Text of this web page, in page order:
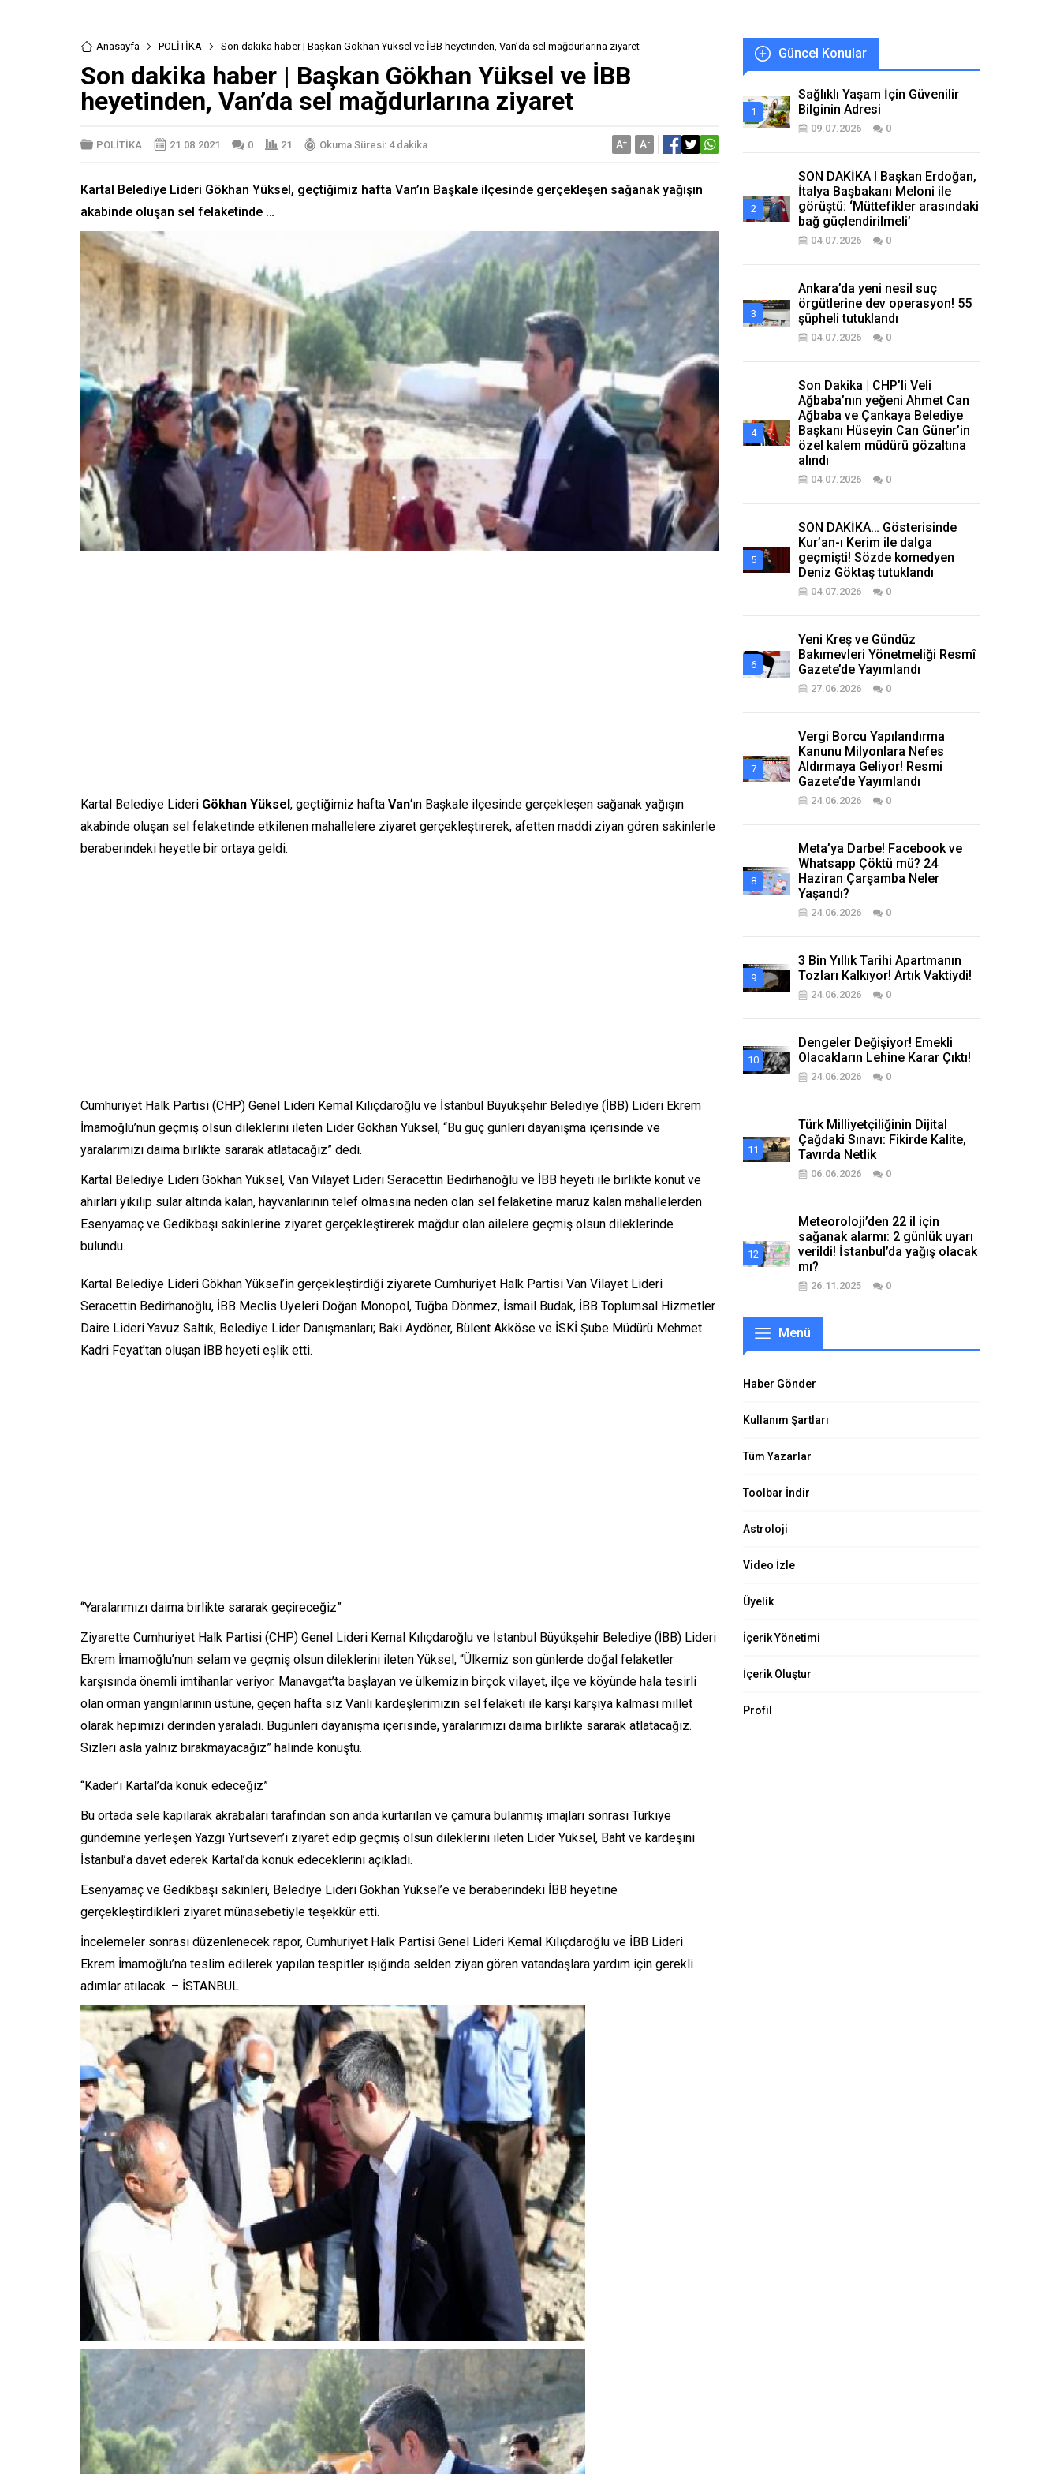
Anasayfa POLİTİKA Son dakika haber | Başkan Gökhan Yüksel ve İBB heyetinden, Van’da sel mağdurlarına ziyaret
Son dakika haber | Başkan Gökhan Yüksel ve İBB
heyetinden, Van’da sel mağdurlarına ziyaret
POLİTİKA 21.08.2021 0 21 Okuma Süresi: 4 dakika A+ A-
Kartal Belediye Lideri Gökhan Yüksel, geçtiğimiz hafta Van’ın Başkale ilçesinde gerçekleşen sağanak yağışın
akabinde oluşan sel felaketinde …
Kartal Belediye Lideri Gökhan Yüksel, geçtiğimiz hafta Van‘ın Başkale ilçesinde gerçekleşen sağanak yağışın
akabinde oluşan sel felaketinde etkilenen mahallelere ziyaret gerçekleştirerek, afetten maddi ziyan gören sakinlerle
beraberindeki heyetle bir ortaya geldi.
Cumhuriyet Halk Partisi (CHP) Genel Lideri Kemal Kılıçdaroğlu ve İstanbul Büyükşehir Belediye (İBB) Lideri Ekrem
İmamoğlu’nun geçmiş olsun dileklerini ileten Lider Gökhan Yüksel, “Bu güç günleri dayanışma içerisinde ve
yaralarımızı daima birlikte sararak atlatacağız” dedi.
Kartal Belediye Lideri Gökhan Yüksel, Van Vilayet Lideri Seracettin Bedirhanoğlu ve İBB heyeti ile birlikte konut ve
ahırları yıkılıp sular altında kalan, hayvanlarının telef olmasına neden olan sel felaketine maruz kalan mahallelerden
Esenyamaç ve Gedikbaşı sakinlerine ziyaret gerçekleştirerek mağdur olan ailelere geçmiş olsun dileklerinde
bulundu.
Kartal Belediye Lideri Gökhan Yüksel’in gerçekleştirdiği ziyarete Cumhuriyet Halk Partisi Van Vilayet Lideri
Seracettin Bedirhanoğlu, İBB Meclis Üyeleri Doğan Monopol, Tuğba Dönmez, İsmail Budak, İBB Toplumsal Hizmetler
Daire Lideri Yavuz Saltık, Belediye Lider Danışmanları; Baki Aydöner, Bülent Akköse ve İSKİ Şube Müdürü Mehmet
Kadri Feyat’tan oluşan İBB heyeti eşlik etti.
“Yaralarımızı daima birlikte sararak geçireceğiz”
Ziyarette Cumhuriyet Halk Partisi (CHP) Genel Lideri Kemal Kılıçdaroğlu ve İstanbul Büyükşehir Belediye (İBB) Lideri
Ekrem İmamoğlu’nun selam ve geçmiş olsun dileklerini ileten Yüksel, “Ülkemiz son günlerde doğal felaketler
karşısında önemli imtihanlar veriyor. Manavgat’ta başlayan ve ülkemizin birçok vilayet, ilçe ve köyünde hala tesirli
olan orman yangınlarının üstüne, geçen hafta siz Vanlı kardeşlerimizin sel felaketi ile karşı karşıya kalması millet
olarak hepimizi derinden yaraladı. Bugünleri dayanışma içerisinde, yaralarımızı daima birlikte sararak atlatacağız.
Sizleri asla yalnız bırakmayacağız” halinde konuştu.
“Kader’i Kartal’da konuk edeceğiz”
Bu ortada sele kapılarak akrabaları tarafından son anda kurtarılan ve çamura bulanmış imajları sonrası Türkiye
gündemine yerleşen Yazgı Yurtseven’i ziyaret edip geçmiş olsun dileklerini ileten Lider Yüksel, Baht ve kardeşini
İstanbul’a davet ederek Kartal’da konuk edeceklerini açıkladı.
Esenyamaç ve Gedikbaşı sakinleri, Belediye Lideri Gökhan Yüksel’e ve beraberindeki İBB heyetine
gerçekleştirdikleri ziyaret münasebetiyle teşekkür etti.
İncelemeler sonrası düzenlenecek rapor, Cumhuriyet Halk Partisi Genel Lideri Kemal Kılıçdaroğlu ve İBB Lideri
Ekrem İmamoğlu’na teslim edilerek yapılan tespitler ışığında selden ziyan gören vatandaşlara yardım için gerekli
adımlar atılacak. – İSTANBUL
Güncel Konular
Sağlıklı Yaşam İçin Güvenilir
Bilginin Adresi
09.07.2026 0
SON DAKİKA I Başkan Erdoğan,
İtalya Başbakanı Meloni ile
görüştü: ‘Müttefikler arasındaki
bağ güçlendirilmeli’
04.07.2026 0
Ankara’da yeni nesil suç
örgütlerine dev operasyon! 55
şüpheli tutuklandı
04.07.2026 0
Son Dakika | CHP’li Veli
Ağbaba’nın yeğeni Ahmet Can
Ağbaba ve Çankaya Belediye
Başkanı Hüseyin Can Güner’in
özel kalem müdürü gözaltına
alındı
04.07.2026 0
SON DAKİKA… Gösterisinde
Kur’an-ı Kerim ile dalga
geçmişti! Sözde komedyen
Deniz Göktaş tutuklandı
04.07.2026 0
Yeni Kreş ve Gündüz
Bakımevleri Yönetmeliği Resmî
Gazete’de Yayımlandı
27.06.2026 0
Vergi Borcu Yapılandırma
Kanunu Milyonlara Nefes
Aldırmaya Geliyor! Resmi
Gazete’de Yayımlandı
24.06.2026 0
Meta’ya Darbe! Facebook ve
Whatsapp Çöktü mü? 24
Haziran Çarşamba Neler
Yaşandı?
24.06.2026 0
3 Bin Yıllık Tarihi Apartmanın
Tozları Kalkıyor! Artık Vaktiydi!
24.06.2026 0
Dengeler Değişiyor! Emekli
Olacakların Lehine Karar Çıktı!
24.06.2026 0
Türk Milliyetçiliğinin Dijital
Çağdaki Sınavı: Fikirde Kalite,
Tavırda Netlik
06.06.2026 0
Meteoroloji’den 22 il için
sağanak alarmı: 2 günlük uyarı
verildi! İstanbul’da yağış olacak
mı?
26.11.2025 0
Menü
Haber Gönder
Kullanım Şartları
Tüm Yazarlar
Toolbar İndir
Astroloji
Video İzle
Üyelik
İçerik Yönetimi
İçerik Oluştur
Profil